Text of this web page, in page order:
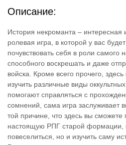
Описание:
История некроманта – интересная
ролевая игра, в которой у вас
почувствовать себя в роли самого
способного воскрешать и даже
войска. Кроме всего прочего,
изучить различные виды
помогают справляться с
сомнений, сама игра заслуживает
той причине, что здесь вы сможете
настоящую РПГ старой формации,
повеселиться, но и изучить саму